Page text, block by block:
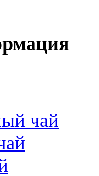
чай